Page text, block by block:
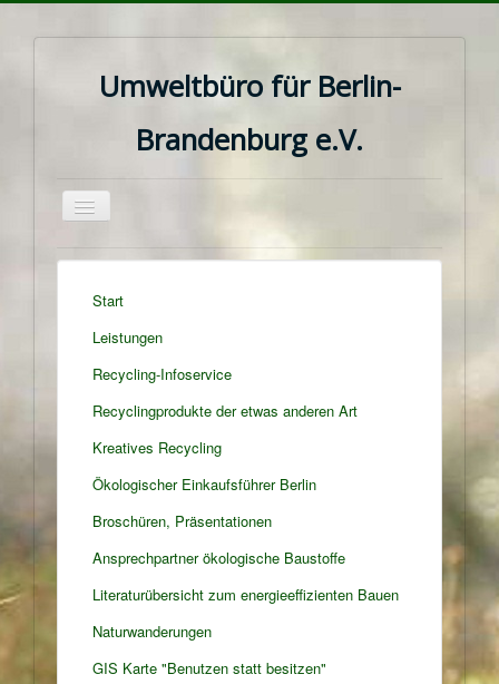
Umweltbüro für Berlin-
Brandenburg e.V.
Navigation
Start
Leistungen
Recycling-Infoservice
Recyclingprodukte der etwas anderen Art
Kreatives Recycling
Ökologischer Einkaufsführer Berlin
Broschüren, Präsentationen
Ansprechpartner ökologische Baustoffe
Literaturübersicht zum energieeffizienten Bauen
Naturwanderungen
GIS Karte "Benutzen statt besitzen"